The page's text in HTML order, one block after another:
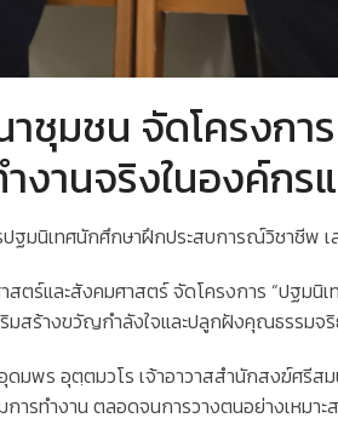
ชุมชน จัดโครงก
งานจริงในองค์กร
มนิเทศนักศึกษาฝึกประสบการณ์วิชาชีพ เ
ตร์และสังคมศาสตร์ จัดโครงการ “ปฐม
สร้างขวัญกำลังใจและปลูกฝังคุณธรรมจริ
ดมพร อุตฺตมวโร เจ้าอาวาสสำนักสงฆ์ศรี
รทำงาน ตลอดจนการวางตนอย่างเหมาะ